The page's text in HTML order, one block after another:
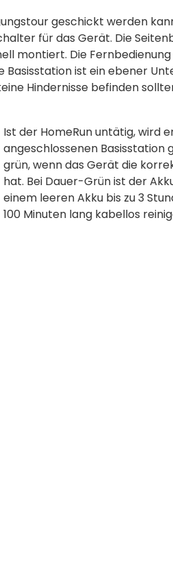
geschickt werden
für das Gerät. Die
montiert. Die
ist ein ebener
Hindernisse befinden
Ist der HomeRun untätig, wird
angeschlossenen Basisstation
grün, wenn das Gerät die
hat. Bei Dauer-Grün ist der
einem leeren Akku bis zu 3
100 Minuten lang kabellos